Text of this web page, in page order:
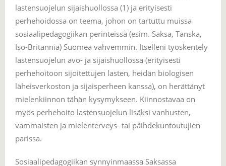
lastensuojelun sijaishuollossa (1) ja erityisesti
perhehoidossa on teema, johon on tartuttu muissa
sosiaalipedagogiikan perinteissä (esim. Saksa, Tanska,
Iso-Britannia) Suomea vahvemmin. Itselleni työskentely
lastensuojelun avo- ja sijaishuollossa (erityisesti
perhehoitoon sijoitettujen lasten, heidän biologisen
läheisverkoston ja sijaisperheen kanssa), on herättänyt
mielenkiinnon tähän kysymykseen. Kiinnostavaa on
myös perhehoito lastensuojelun lisäksi vanhusten,
vammaisten ja mielenterveys- tai päihdekuntoutujien
parissa.
Sosiaalipedagogiikan synnyinmaassa Saksassa